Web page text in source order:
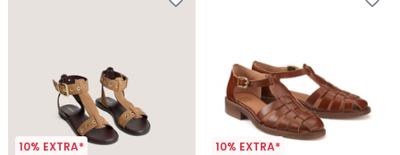
10% EXTRA* 10% EXTRA*